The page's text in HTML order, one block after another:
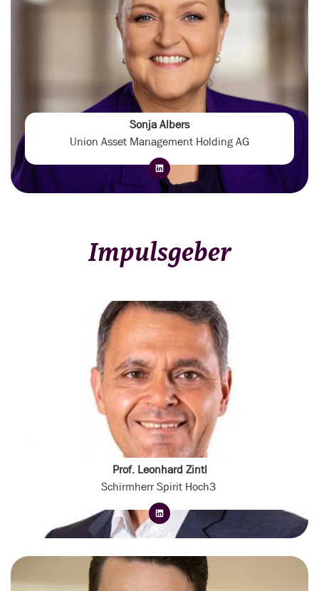
Sonja Albers
Union Asset Management Holding AG
Impulsgeber
Prof. Leonhard Zintl
Schirmherr Spirit Hoch3